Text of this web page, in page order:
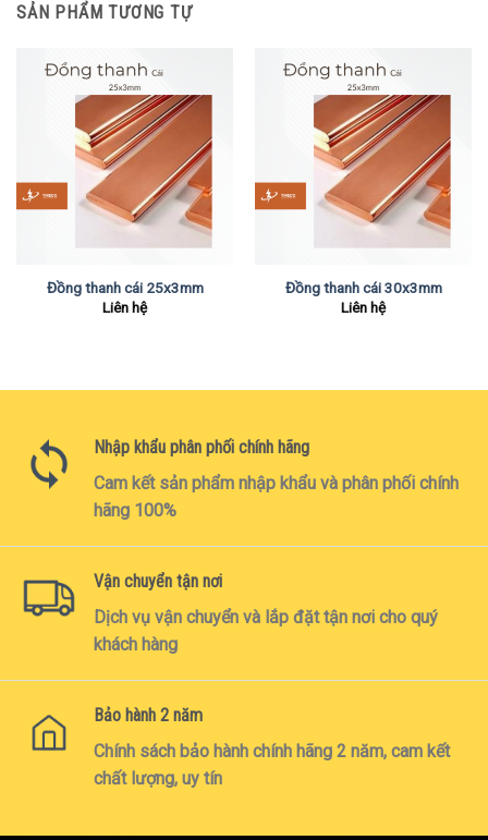
SẢN PHẨM TƯƠNG TỰ
Đồng thanh cái 25x3mm
Liên hệ
Đồng thanh cái 30x3mm
Liên hệ
Nhập khẩu phân phối chính hãng
Cam kết sản phẩm nhập khẩu và phân phối chính
hãng 100%
Vận chuyển tận nơi
Dịch vụ vận chuyển và lắp đặt tận nơi cho quý
khách hàng
Bảo hành 2 năm
Chính sách bảo hành chính hãng 2 năm, cam kết
chất lượng, uy tín